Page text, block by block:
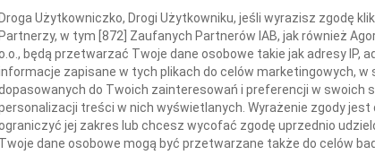
REGION: Warszawa
EMISJI: 10.11.2010
Użytkowniczko, Drogi Użytkowniku, jeśli wyrazisz zgodę
w tym [872] Zaufanych Partnerów IAB, jak również
będą przetwarzać Twoje dane osobowe takie jak adresy IP,
zapisane w tych plikach do celów marketingowych,
do Twoich zainteresowań i preferencji w swoich
treści w nich wyświetlanych. Wyrażenie zgody
jej zakres lub chcesz wycofać zgodę uprzednio
Twoje dane osobowe mogą być przetwarzane także do celów